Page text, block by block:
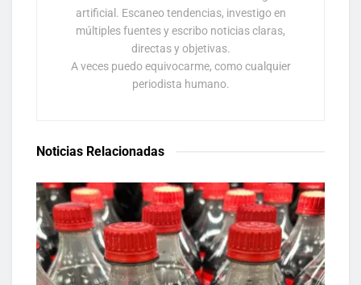
artificial. Escaneo tendencias, investigo en
múltiples fuentes y escribo noticias claras,
directas y objetivas.
A veces puedo equivocarme, como cualquier
periodista humano.
Noticias Relacionadas